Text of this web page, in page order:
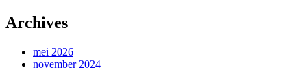
Archives
mei 2026
november 2024